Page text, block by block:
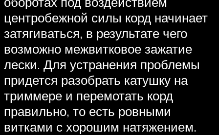
центробежной силы корд начинает
затягиваться, в результате чего
возможно межвитковое зажатие
лески. Для устранения проблемы
придется разобрать катушку на
триммере и перемотать корд
правильно, то есть ровными
витками с хорошим натяжением.